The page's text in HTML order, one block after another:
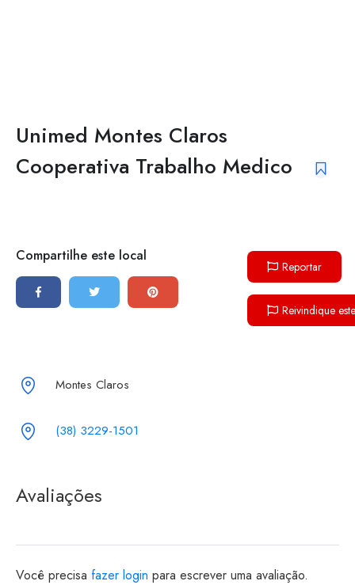
Unimed Montes Claros
Cooperativa Trabalho Medico
Compartilhe este local
Reportar
Reivindique
Montes Claros
(38) 3229-1501
Avaliações
Você precisa fazer login para escrever uma avaliação.